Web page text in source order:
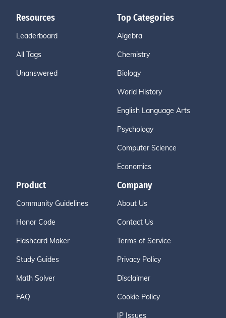
Resources
Leaderboard
All Tags
Unanswered
Top Categories
Algebra
Chemistry
Biology
World History
English Language Arts
Psychology
Computer Science
Economics
Product
Community Guidelines
Honor Code
Flashcard Maker
Study Guides
Math Solver
FAQ
Company
About Us
Contact Us
Terms of Service
Privacy Policy
Disclaimer
Cookie Policy
IP Issues